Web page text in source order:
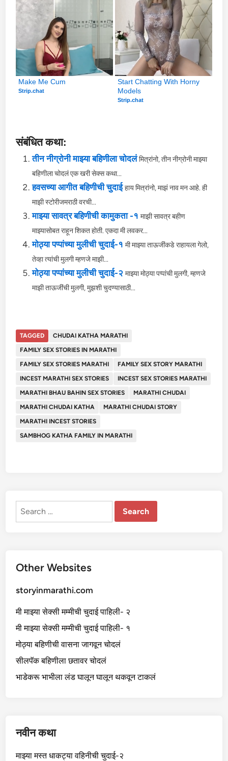
Make Me Cum
Strip.chat
Start Chatting With Horny
Models
Strip.chat
संबंधित कथा:
तीन नीग्रोनी माझ्या बहिणीला चोदलं मित्रांनो, तीन नीग्रोनी माझ्या
बहिणीला चोदलं एक खरी सेक्स कथा...
हवसच्या आगीत बहिणीची चुदाई हाय मित्रांनो, माझं नाव मन आहे. ही
माझी स्टोरीजमराठी वरची...
माझ्या सावत्र बहिणीची कामुकता -१ माझी सावत्र बहीण
माझ्यासोबत राहून शिकत होती. एकदा मी लवकर...
मोठ्या पप्पांच्या मुलीची चुदाई-१ मी माझ्या ताऊजींकडे राहायला गेलो,
तेव्हा त्यांची मुलगी म्हणजे माझी...
मोठ्या पप्पांच्या मुलीची चुदाई-२ माझ्या मोठ्या पप्पांची मुलगी, म्हणजे
माझी ताऊजींची मुलगी, मुझशी चुदण्यासाठी...
TAGGED
CHUDAI KATHA MARATHI
FAMILY SEX STORIES IN MARATHI
FAMILY SEX STORIES MARATHI
FAMILY SEX STORY MARATHI
INCEST MARATHI SEX STORIES
INCEST SEX STORIES MARATHI
MARATHI BHAU BAHIN SEX STORIES
MARATHI CHUDAI
MARATHI CHUDAI KATHA
MARATHI CHUDAI STORY
MARATHI INCEST STORIES
SAMBHOG KATHA FAMILY IN MARATHI
Search
Other Websites
storyinmarathi.com
मी माझ्या सेक्सी मम्मीची चुदाई पाहिली- २
मी माझ्या सेक्सी मम्मीची चुदाई पाहिली- १
मोठ्या बहिणीची वासना जागवून चोदलं
सीलपॅक बहिणीला छतावर चोदलं
भाडेकरू भाभीला लंड घालून घालून थकवून टाकलं
नवीन कथा
माझ्या मस्त धाकट्या वहिनीची चुदाई-२